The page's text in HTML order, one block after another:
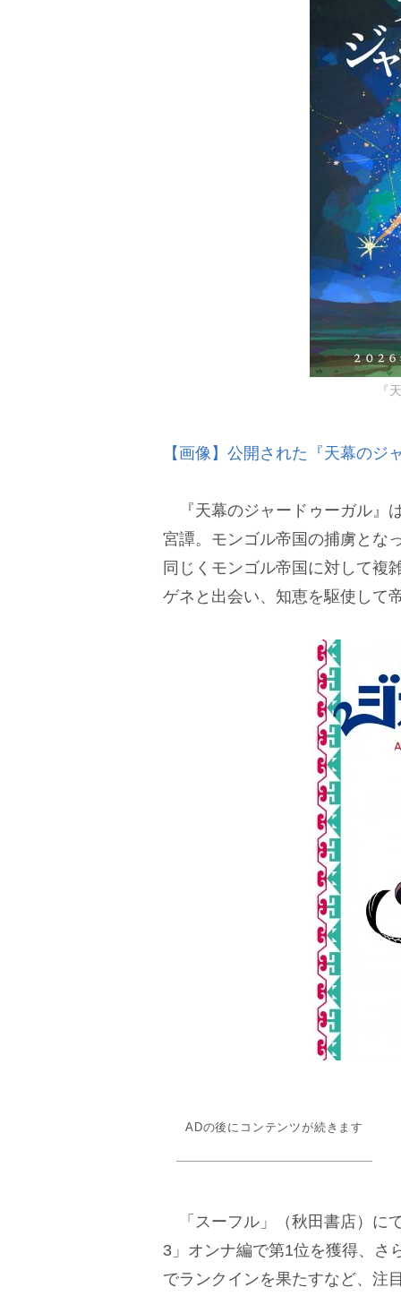
『
【画像】公開された『天幕の
『天幕のジャードゥーガル』
宮譚。モンゴル帝国の捕虜とな
同じくモンゴル帝国に対して複
ゲネと出会い、知恵を駆使して
ADの後にコンテンツが続きます
「スーフル」（秋田書店）に
3」オンナ編で第1位を獲得、さ
でランクインを果たすなど、注